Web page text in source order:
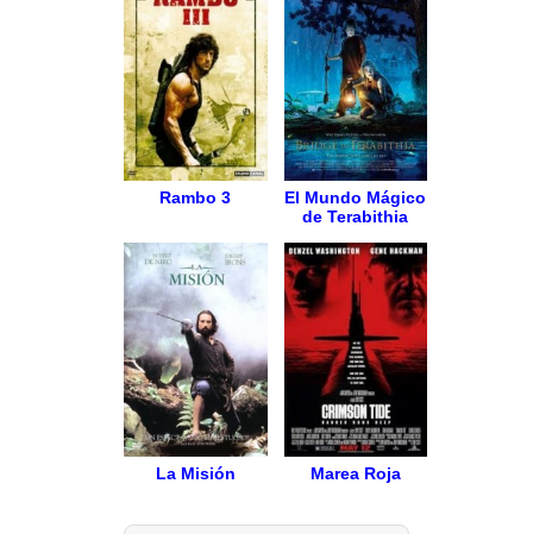
Rambo 3
El Mundo Mágico
de Terabithia
La Misión Marea Roja